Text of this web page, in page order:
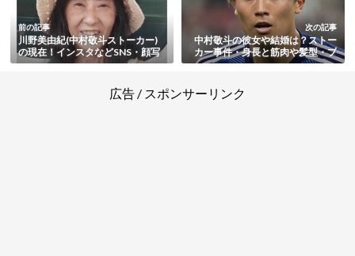
前の記事
川野美由紀(中村敬斗ストーカー)
の現在！インスタなどSNS・顔写
真やジャーナリストの経歴・結婚
次の記事
中村敬斗の彼女や結婚は？ストー
カー事件・身長と筋肉や髪型・プ
ロフィールもまとめ
広告 / スポンサーリンク